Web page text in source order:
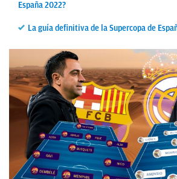
España 2022?
La guía definitiva de la Supercopa de